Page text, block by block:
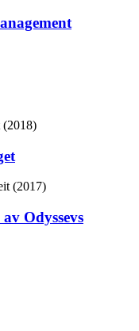
(2018)
(2017)
Odyssevs